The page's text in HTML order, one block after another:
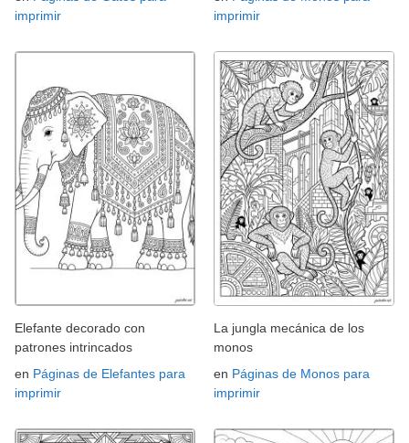
imprimir
imprimir
Elefante decorado con
patrones intrincados
en Páginas de Elefantes para
imprimir
La jungla mecánica de los
monos
en Páginas de Monos para
imprimir